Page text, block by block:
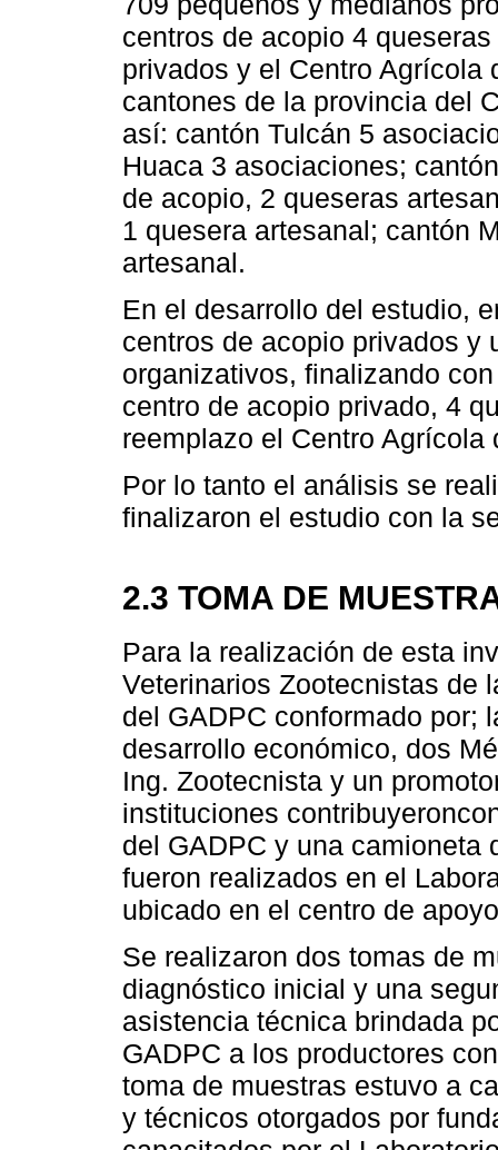
centros de acopio 4
privados y el Centro Agrícola
cantones de la provincia del
así: cantón Tulcán 5
Huaca 3 asociaciones;
de acopio, 2 queseras
1 quesera artesanal; cantón
artesanal.
En el desarrollo del estudio,
centros de acopio privados y
organizativos, finalizando
centro de acopio privado, 4
reemplazo el Centro Agrícola
Por lo tanto el análisis se
finalizaron el estudio con la
2.3 TOMA DE
Para la realización de esta
Veterinarios Zootecnistas de
del GADPC conformado por;
desarrollo económico, dos
Ing. Zootecnista y un
instituciones
del GADPC y una camioneta
fueron realizados en el
ubicado en el centro de
Se realizaron dos tomas de
diagnóstico inicial y una
asistencia técnica brindada
GADPC a los productores
toma de muestras estuvo a
y técnicos otorgados por